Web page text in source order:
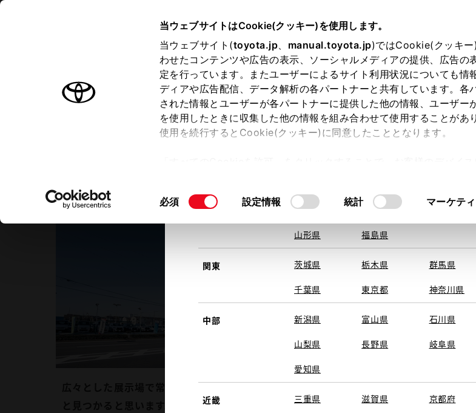
当ウェブサイトはCookie(クッキー)を使用します。
当ウェブサイト(toyota.jp、 manual.toyota.jp)ではCookie(クッキ
わせたコンテンツや広告の表示、ソーシャルメディアの提供、広告の
定を行っています。またユーザーによるサイト利用状況についても情
ディアや広告配信、データ解析の各パートナーと共有しています。各
された情報とユーザーが各パートナーに提供した他の情報、ユーザー
を使用したときに収集した他の情報を組み合わせて使用することがあ
使用を続行するとCookie(クッキー)に同意したこととなります。
て」をご覧ください。
同
必須 設定情報 統計 マーケテ
オーナーサポート トピックス
現在地を取得できませんでした。
該当する地域・都道府県をお選びください。
北海道 旭川 釧路 札幌
東北 青森県 岩手県 宮城県
山形県 福島県
関東 茨城県 栃木県 群馬県
千葉県 東京都 神奈川県
中部 新潟県 富山県 石川県
山梨県 長野県 岐阜県
愛知県
近畿 三重県 滋賀県 京都府
トヨタ認定中古車
トヨタ認定中古車の魅力 3つの買い方 オンライン購入 お気に入り
Ｕ－Ｃａｒランド外環東大阪店
広々とした展示場で常時８０台以上の在庫を展示。お探しの車がきっ
と見つかると思います。展示の無い車でもお探し致します。
電話